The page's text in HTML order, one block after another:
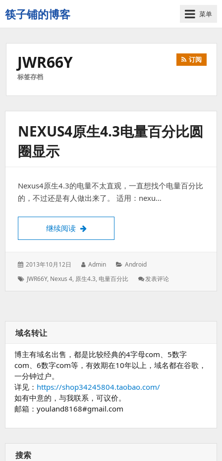
筷子铺的博客
记
录
点
菜单
JWR66Y
标签存档
订阅
NEXUS4原生4.3电量百分比圆
圈显示
Nexus4原生4.3的电量不太直观，一直想找个电量百分比
的，不过还是有人做出来了。 适用：nexu…
继续阅读 Nexus4原生4.3电量百分比圆圈显示
发
于：
2013年10月12日
作
Admin
分
Android
标
JWR66Y, Nexus 4, 原生4.3, 电量百分比 发表评论: Nexus4
比
圆
域名转让
博主有域名出售，都是比较经典的4字母com、5数字
com、6数字com等，有效期在10年以上，域名都在谷歌，
一分钟过户。
详见： https://shop34245804.taobao.com/
如有中意的，与我联系，可议价。
邮箱：youland8168#gmail.com
搜索